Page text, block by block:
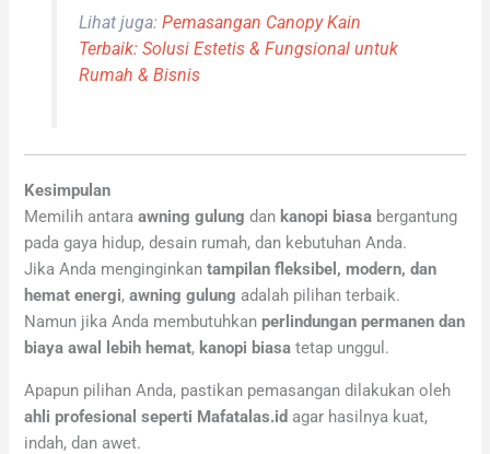
Lihat juga: Pemasangan Canopy Kain
Terbaik: Solusi Estetis & Fungsional untuk
Rumah & Bisnis
Kesimpulan
Memilih antaraawning gulung dan kanopi biasa bergantung
pada gaya hidup, desain rumah, dan kebutuhan Anda.
Jika Anda menginginkantampilan fleksibel, modern, dan
hemat energi,awning gulung adalah pilihan terbaik.
Namun jika Anda membutuhkanperlindungan permanen dan
biaya awal lebih hemat, kanopi biasa tetap unggul.
Apapun pilihan Anda, pastikan pemasangan dilakukan oleh
ahli profesional seperti Mafatalas.id agar hasilnya kuat,
indah, dan awet.